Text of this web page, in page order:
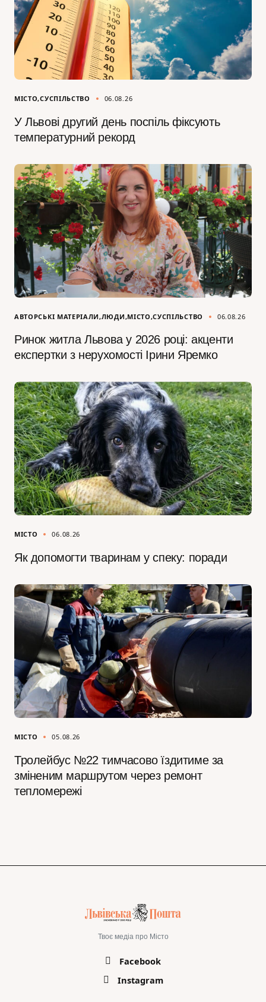
МІСТО СУСПІЛЬСТВО 06.08.26
У Львові другий день поспіль фіксують
температурний рекорд
АВТОРСЬКІ МАТЕРІАЛИ ЛЮДИ МІСТО СУСПІЛЬСТВО 06.08.26
Ринок житла Львова у 2026 році: акценти
експертки з нерухомості Ірини Яремко
МІСТО 06.08.26
Як допомогти тваринам у спеку: поради
МІСТО 05.08.26
Тролейбус №22 тимчасово їздитиме за
зміненим маршрутом через ремонт
тепломережі
Твоє медіа про Місто
Facebook
Instagram